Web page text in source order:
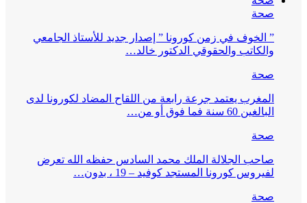
” الخوف في زمن كورونا ” إصدار جديد للأستاذ الجامعي
والكاتب والحقوقي الدكتور خالد…
المغرب يعتمد جرعة رابعة من اللقاح المضاد لكورونا لدى
البالغين 60 سنة فما فوق أو من…
صاحب الجلالة الملك محمد السادس حفظه الله تعرض
لفيروس كورونا المستجد كوفيد – 19 ، بدون…